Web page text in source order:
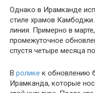
Однако в Ирамканде
стиле храмов
линия. Примерно в
промежуточное
спустя четыре месяца
В ролике к обновлению
Ирамканда, которые